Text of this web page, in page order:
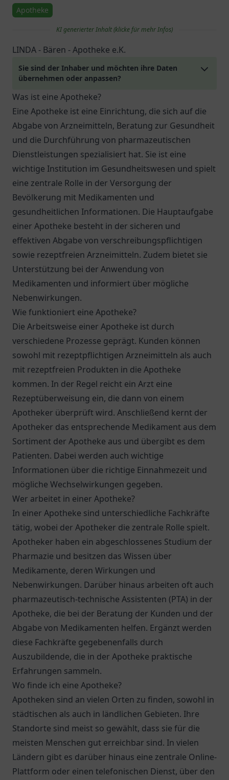
Apotheke
KI generierter Inhalt (klicke für mehr Infos)
LINDA - Bären - Apotheke e.K.
Sie sind der Inhaber und möchten ihre Daten
übernehmen oder anpassen?
Was ist eine Apotheke?
Eine Apotheke ist eine Einrichtung, die sich auf die
Abgabe von Arzneimitteln, Beratung zur Gesundheit
und die Durchführung von pharmazeutischen
Dienstleistungen spezialisiert hat. Sie ist eine
wichtige Institution im Gesundheitswesen und spielt
eine zentrale Rolle in der Versorgung der
Bevölkerung mit Medikamenten und
gesundheitlichen Informationen. Die Hauptaufgabe
einer Apotheke besteht in der sicheren und
effektiven Abgabe von verschreibungspflichtigen
sowie rezeptfreien Arzneimitteln. Zudem bietet sie
Unterstützung bei der Anwendung von
Medikamenten und informiert über mögliche
Nebenwirkungen.
Wie funktioniert eine Apotheke?
Die Arbeitsweise einer Apotheke ist durch
verschiedene Prozesse geprägt. Kunden können
sowohl mit rezeptpflichtigen Arzneimitteln als auch
mit rezeptfreien Produkten in die Apotheke
kommen. In der Regel reicht ein Arzt eine
Rezeptüberweisung ein, die dann von einem
Apotheker überprüft wird. Anschließend kernt der
Apotheker das entsprechende Medikament aus dem
Sortiment der Apotheke aus und übergibt es dem
Patienten. Dabei werden auch wichtige
Informationen über die richtige Einnahmezeit und
mögliche Wechselwirkungen gegeben.
Wer arbeitet in einer Apotheke?
In einer Apotheke sind unterschiedliche Fachkräfte
tätig, wobei der Apotheker die zentrale Rolle spielt.
Apotheker haben ein abgeschlossenes Studium der
Pharmazie und besitzen das Wissen über
Medikamente, deren Wirkungen und
Nebenwirkungen. Darüber hinaus arbeiten oft auch
pharmazeutisch-technische Assistenten (PTA) in der
Apotheke, die bei der Beratung der Kunden und der
Abgabe von Medikamenten helfen. Ergänzt werden
diese Fachkräfte gegebenenfalls durch
Auszubildende, die in der Apotheke praktische
Erfahrungen sammeln.
Wo finde ich eine Apotheke?
Apotheken sind an vielen Orten zu finden, sowohl in
städtischen als auch in ländlichen Gebieten. Ihre
Standorte sind meist so gewählt, dass sie für die
meisten Menschen gut erreichbar sind. In vielen
Ländern gibt es darüber hinaus eine zentrale Online-
Plattform oder einen telefonischen Dienst, über den